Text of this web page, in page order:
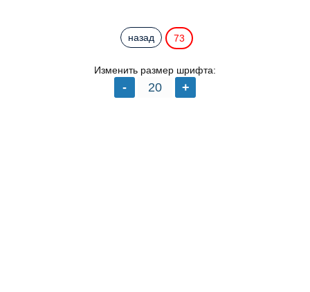
назад 73
Изменить размер шрифта: